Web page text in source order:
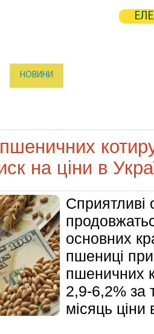
НОВИНИ
на ціни в
Сприятливі
основних
пшениці
пшеничних
2,9-6,2% за
місяць